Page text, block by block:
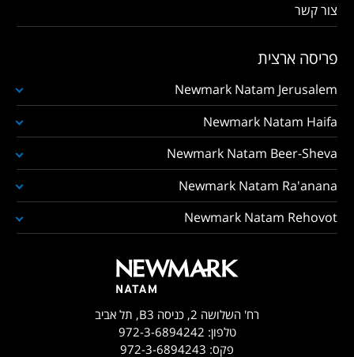
צור קשר
פריסה ארצית
Newmark Natam Jerusalem
Newmark Natam Haifa
Newmark Natam Beer-Sheva
Newmark Natam Ra'anana
Newmark Natam Rehovot
רח' השלושה 2, כניסה B3, תל אביב
טלפון: 972-3-6894242
פקס: 972-3-6894243